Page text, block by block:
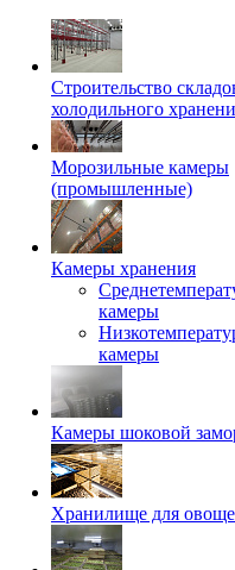
Строительство
холодильного
Морозильные камеры
(промышленные)
Камеры хранения
камеры
камеры
Камеры шоковой
Хранилище для